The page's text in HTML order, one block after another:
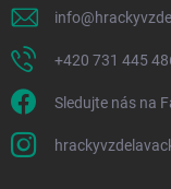
info@
+420 731 445
Sledujte nás na